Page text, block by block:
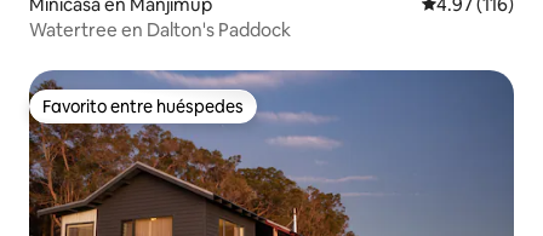
Minicasa en Manjimup Calificación
4.97 (116)
Watertree en Dalton's Paddock
Favorito entre huéspedes
Favorito entre huéspedes